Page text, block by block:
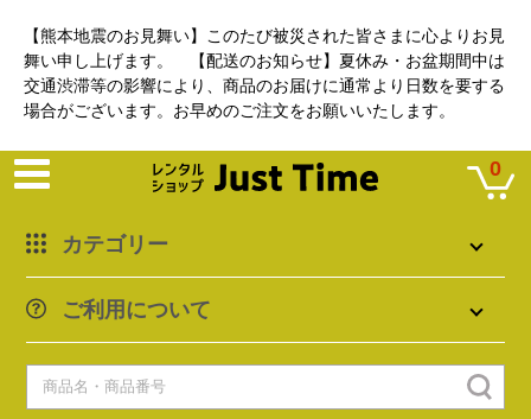
【熊本地震のお見舞い】このたび被災された皆さまに心よりお見
舞い申し上げます。 【配送のお知らせ】夏休み・お盆期間中は
交通渋滞等の影響により、商品のお届けに通常より日数を要する
場合がございます。お早めのご注文をお願いいたします。
カテゴリー
ご利用について
0